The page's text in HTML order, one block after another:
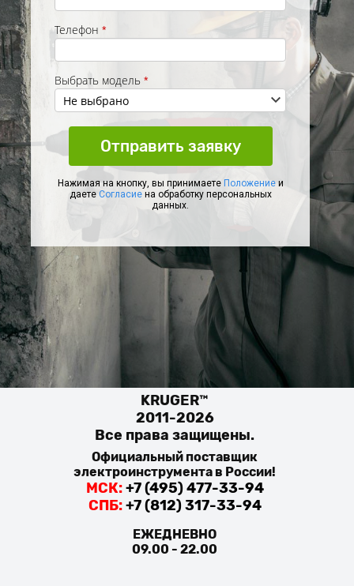
Телефон *
Выбрать модель *
Отправить заявку
Нажимая на кнопку, вы принимаете Положениеи
даете Согласиена обработку персональных
данных.
KRUGER™
2011-2026
Все права защищены.
Официальный поставщик
электроинструмента в России!
МСК: +7 (495) 477-33-94
СПБ: +7 (812) 317-33-94
ЕЖЕДНЕВНО
09.00 - 22.00